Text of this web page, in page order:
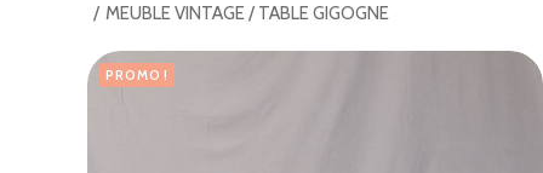
MEUBLE VINTAGE / TABLE GIGOGNE
PROMO !